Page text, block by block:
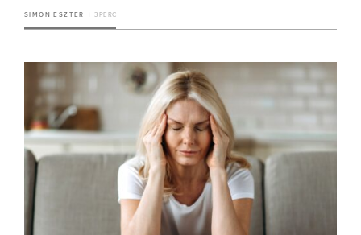
SIMON ESZTER 3 PERC